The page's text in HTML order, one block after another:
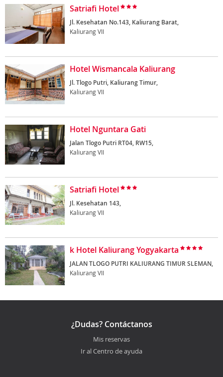
Satriafi Hotel
Jl. Kesehatan No.143, Kaliurang Barat,
Kaliurang VII
Hotel Wismancala Kaliurang
Jl. Tlogo Putri, Kaliurang Timur,
Kaliurang VII
Hotel Nguntara Gati
Jalan Tlogo Putri RT04, RW15,
Kaliurang VII
Satriafi Hotel
Jl. Kesehatan 143,
Kaliurang VII
k Hotel Kaliurang Yogyakarta
JALAN TLOGO PUTRI KALIURANG TIMUR SLEMAN,
Kaliurang VII
¿Dudas? Contáctanos
Mis reservas
Ir al Centro de ayuda